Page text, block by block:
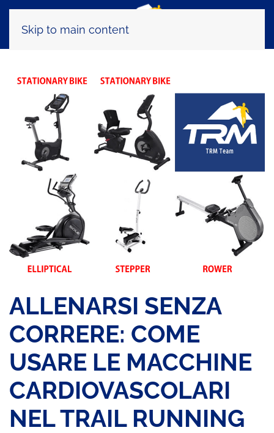
Skip to main content
ALLENARSI SENZA
CORRERE: COME
USARE LE MACCHINE
CARDIOVASCOLARI
NEL TRAIL RUNNING